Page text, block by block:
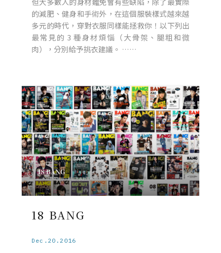
的減肥、健身和手術外，在這個服裝樣式越來越
多元的時代，穿對衣服同樣能拯救你！以下列出
最常見的 3 種身材煩惱（大骨架、腿粗和微
肉），分別給予挑衣建議。 ……
18 BANG
Dec.20.2016